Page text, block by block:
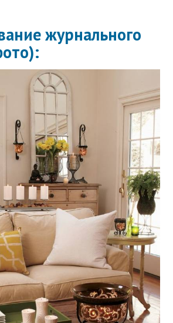
журнального